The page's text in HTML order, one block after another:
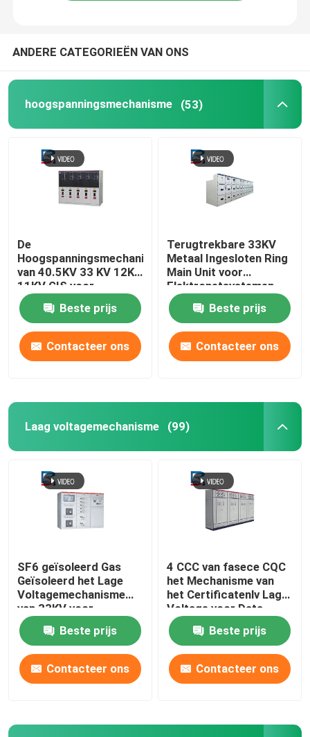
ANDERE CATEGORIEËN VAN ONS
hoogspanningsmechanisme (53)
De
Hoogspanningsmechanisme
van 40.5KV 33 KV 12KV
11KV GIS voor
Machtsgeneratie
Beste prijs
Contacteer ons
Terugtrekbare 33KV
Metaal Ingesloten Ring
Main Unit voor
Elektronetsystemen
Beste prijs
Contacteer ons
Laag voltagemechanisme (99)
SF6 geïsoleerd Gas
Geïsoleerd het Lage
Voltagemechanisme
van 33KV voor
Distributiesystemen
Beste prijs
Contacteer ons
4 CCC van fasece CQC
het Mechanisme van
het Certificatenlv Lage
Voltage voor Data
Center
Beste prijs
Contacteer ons